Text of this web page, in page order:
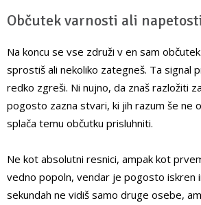
Občutek varnosti ali napetosti
Na koncu se vse združi v en sam
sprostiš ali nekoliko zategneš. Ta signal
redko zgreši. Ni nujno, da znaš razložiti
pogosto zazna stvari, ki jih razum še ne
splača temu občutku prisluhniti.
Ne kot absolutni resnici, ampak kot
vedno popoln, vendar je pogosto iskren
sekundah ne vidiš samo druge osebe,